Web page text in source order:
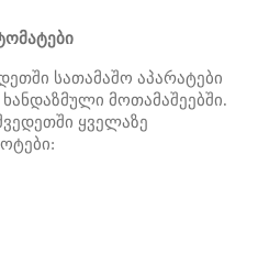
სათამაშო აპარატები
მოთამაშეებში.
ყველაზე